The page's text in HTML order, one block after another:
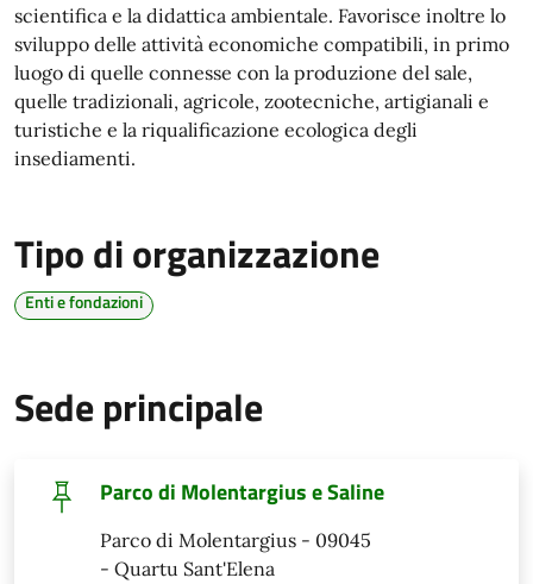
scientifica e la didattica ambientale. Favorisce inoltre lo
sviluppo delle attività economiche compatibili, in primo
luogo di quelle connesse con la produzione del sale,
quelle tradizionali, agricole, zootecniche, artigianali e
turistiche e la riqualificazione ecologica degli
insediamenti.
Tipo di organizzazione
Enti e fondazioni
Sede principale
Parco di Molentargius e Saline
Parco di Molentargius - 09045
- Quartu Sant'Elena